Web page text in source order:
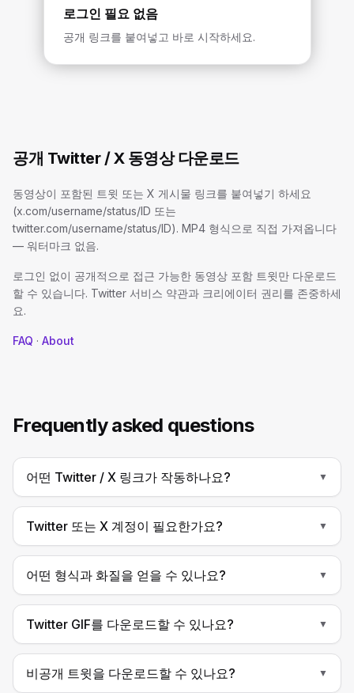
로그인 필요 없음
공개 링크를 붙여넣고 바로 시작하세요.
공개 Twitter / X 동영상 다운로드
동영상이 포함된 트윗 또는 X 게시물 링크를 붙여넣기 하세요
(x.com/username/status/ID 또는
twitter.com/username/status/ID). MP4 형식으로 직접 가져옵니다
— 워터마크 없음.
로그인 없이 공개적으로 접근 가능한 동영상 포함 트윗만 다운로드
할 수 있습니다. Twitter 서비스 약관과 크리에이터 권리를 존중하세
요.
FAQ · About
Frequently asked questions
어떤 Twitter / X 링크가 작동하나요? ▼
Twitter 또는 X 계정이 필요한가요? ▼
어떤 형식과 화질을 얻을 수 있나요? ▼
Twitter GIF를 다운로드할 수 있나요? ▼
비공개 트윗을 다운로드할 수 있나요? ▼